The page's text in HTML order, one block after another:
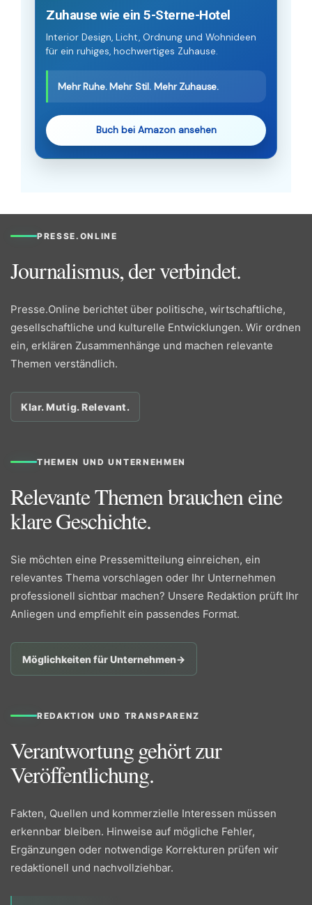
Zuhause wie ein 5-Sterne-Hotel
Interior Design, Licht, Ordnung und Wohnideen
für ein ruhiges, hochwertiges Zuhause.
Mehr Ruhe. Mehr Stil. Mehr Zuhause.
Buch bei Amazon ansehen
PRESSE.ONLINE
Journalismus, der verbindet.
Presse.Online berichtet über politische, wirtschaftliche,
gesellschaftliche und kulturelle Entwicklungen. Wir ordnen
ein, erklären Zusammenhänge und machen relevante
Themen verständlich.
Klar. Mutig. Relevant.
THEMEN UND UNTERNEHMEN
Relevante Themen brauchen eine
klare Geschichte.
Sie möchten eine Pressemitteilung einreichen, ein
relevantes Thema vorschlagen oder Ihr Unternehmen
professionell sichtbar machen? Unsere Redaktion prüft Ihr
Anliegen und empfiehlt ein passendes Format.
Möglichkeiten für Unternehmen→
REDAKTION UND TRANSPARENZ
Verantwortung gehört zur
Veröffentlichung.
Fakten, Quellen und kommerzielle Interessen müssen
erkennbar bleiben. Hinweise auf mögliche Fehler,
Ergänzungen oder notwendige Korrekturen prüfen wir
redaktionell und nachvollziehbar.